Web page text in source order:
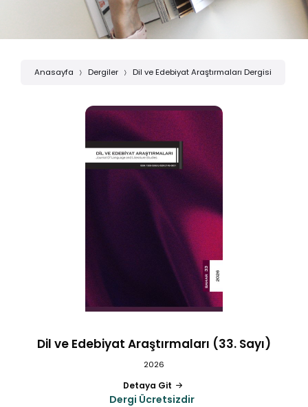
Anasayfa Dergiler Dil ve Edebiyat Araştırmaları Dergisi
Dil ve Edebiyat Araştırmaları (33. Sayı)
2026
Detaya Git
Dergi Ücretsizdir